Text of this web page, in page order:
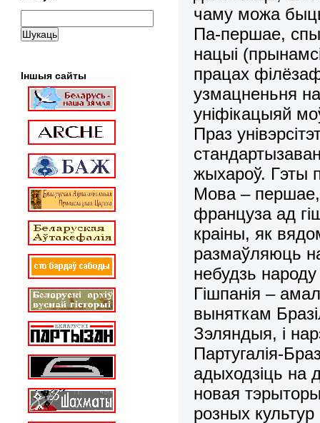
чаму можа
Па-першае,
нацыі
працах
узмацненьня
уніфікацыяй
Праз
жыхароў. Гэты
Мова – першае,
француза ад
краіны, як
размаўляюць
небудзь
Гішпанія –
выняткам
Зэляндыя, і
Партугалія-
адыходзіць на
новая
розных
Іншыя сайты